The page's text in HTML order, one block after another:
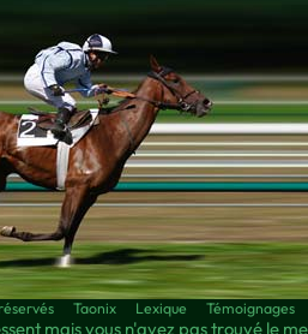
Taonix Lexique Témoignages
mais vous n'avez pas trouvé le